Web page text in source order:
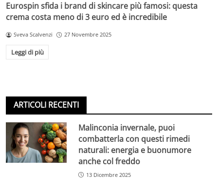
Eurospin sfida i brand di skincare più famosi: questa
crema costa meno di 3 euro ed è incredibile
Sveva Scalvenzi 27 Novembre 2025
Leggi di più
ARTICOLI RECENTI
Malinconia invernale, puoi
combatterla con questi rimedi
naturali: energia e buonumore
anche col freddo
13 Dicembre 2025